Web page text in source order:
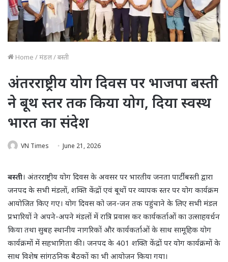
Home /मंडल/बस्ती
अंतरराष्ट्रीय योग दिवस पर भाजपा बस्ती
ने बूथ स्तर तक किया योग, दिया स्वस्थ
भारत का संदेश
VN Times June 21, 2026
बस्ती। अंतरराष्ट्रीय योग दिवस के अवसर पर भारतीय जनता पार्टी बस्ती द्वारा
जनपद के सभी मंडलों, शक्ति केंद्रों एवं बूथों पर व्यापक स्तर पर योग कार्यक्रम
आयोजित किए गए। योग दिवस को जन-जन तक पहुंचाने के लिए सभी मंडल
प्रभारियों ने अपने-अपने मंडलों में रात्रि प्रवास कर कार्यकर्ताओं का उत्साहवर्धन
किया तथा सुबह स्थानीय नागरिकों और कार्यकर्ताओं के साथ सामूहिक योग
कार्यक्रमों में सहभागिता की। जनपद के 401 शक्ति केंद्रों पर योग कार्यक्रमों के
साथ विशेष सांगठनिक बैठकों का भी आयोजन किया गया।